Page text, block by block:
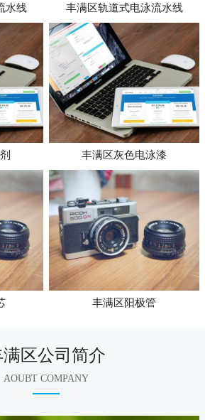
水线 丰满区轨道式电泳流水线
丰满区灰色电泳漆
丰满区阳极管
区公司简介
AOUBT COMPANY